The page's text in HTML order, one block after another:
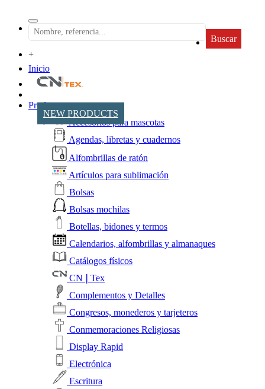
Buscar
+
Inicio
NEW PRODUCTS
Productos
Accesorios para mascotas
Agendas, libretas y cuadernos
Alfombrillas de ratón
Artículos para sublimación
Bolsas
Bolsas mochilas
Botellas, bidones y termos
Calendarios, alfombrillas y almanaques
Catálogos físicos
CN❘Tex
Complementos y Detalles
Congresos, monederos y tarjeteros
Conmemoraciones Religiosas
Display Rapid
Electrónica
Escritura